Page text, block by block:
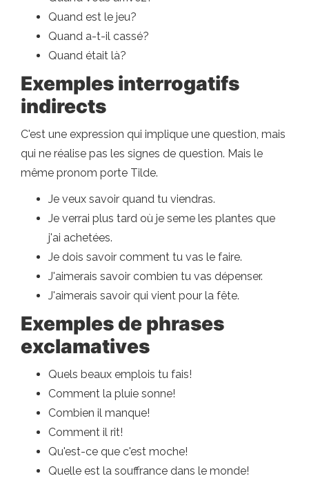
Quand est le jeu?
Quand a-t-il cassé?
Quand était là?
Exemples interrogatifs
indirects
C'est une expression qui implique une question, mais
qui ne réalise pas les signes de question. Mais le
même pronom porte Tilde.
Je veux savoir quand tu viendras.
Je verrai plus tard où je seme les plantes que
j'ai achetées.
Je dois savoir comment tu vas le faire.
J'aimerais savoir combien tu vas dépenser.
J'aimerais savoir qui vient pour la fête.
Exemples de phrases
exclamatives
Quels beaux emplois tu fais!
Comment la pluie sonne!
Combien il manque!
Comment il rit!
Qu'est-ce que c'est moche!
Quelle est la souffrance dans le monde!